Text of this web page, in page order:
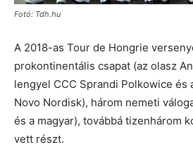
Fotó: Tdh.hu
A 2018-as Tour de Hongrie
prokontinentális csapat (az olasz
lengyel CCC Sprandi Polkowice és
Novo Nordisk), három nemeti
és a magyar), továbbá tizenhárom
vett részt.